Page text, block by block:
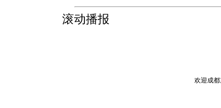
滚动播报
欢迎成